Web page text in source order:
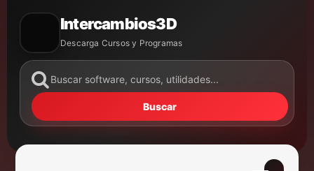
Intercambios3D
Descarga Cursos y Programas
Buscar